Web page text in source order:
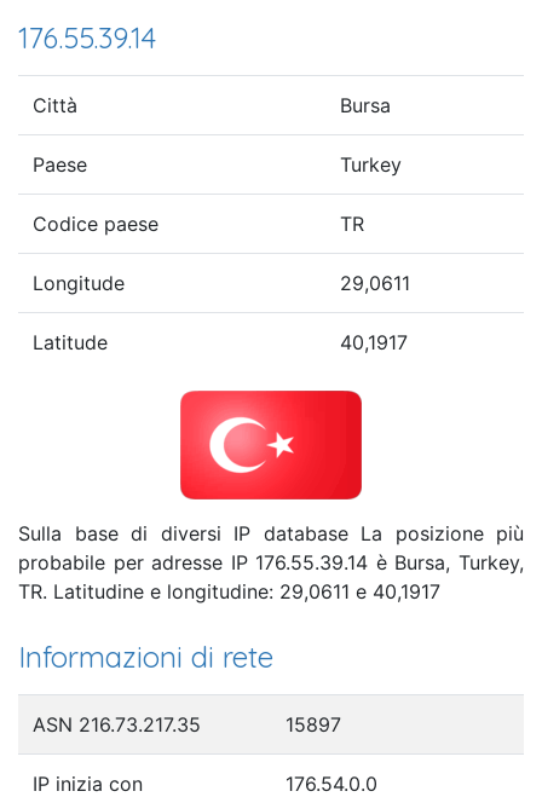
176.55.39.14
Città Bursa
Paese Turkey
Codice paese TR
Longitude 29,0611
Latitude 40,1917
Sulla base di diversi IP database La posizione più
probabile per adresse IP 176.55.39.14 è Bursa, Turkey,
TR. Latitudine e longitudine: 29,0611 e 40,1917
Informazioni di rete
ASN 216.73.217.35 15897
IP inizia con 176.54.0.0